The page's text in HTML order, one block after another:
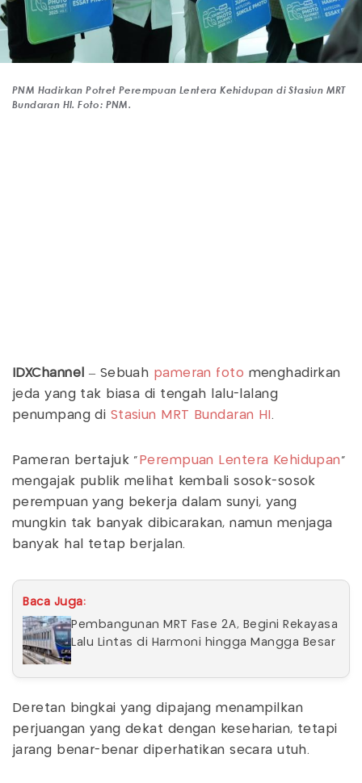
PNM Hadirkan Potret Perempuan Lentera Kehidupan di Stasiun MRT
Bundaran HI. Foto: PNM.
IDXChannel – Sebuah pameran foto menghadirkan
jeda yang tak biasa di tengah lalu-lalang
penumpang di Stasiun MRT Bundaran HI .
Pameran bertajuk “ Perempuan Lentera Kehidupan ”
mengajak publik melihat kembali sosok-sosok
perempuan yang bekerja dalam sunyi, yang
mungkin tak banyak dibicarakan, namun menjaga
banyak hal tetap berjalan.
Baca Juga:
Pembangunan MRT Fase 2A, Begini Rekayasa
Lalu Lintas di Harmoni hingga Mangga Besar
Deretan bingkai yang dipajang menampilkan
perjuangan yang dekat dengan keseharian, tetapi
jarang benar-benar diperhatikan secara utuh.